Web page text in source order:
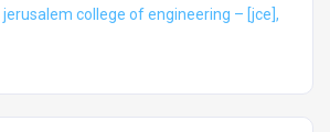
jerusalem college of engineering – [jce],